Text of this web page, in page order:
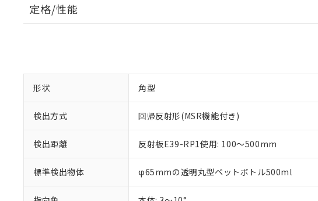
定格/性能
形状 角型
検出方式 回帰反射形(MSR機能付き)
検出距離 反射板E39-RP1使用: 100～500mm
標準検出物体 φ65mmの透明丸型ペットボトル500ml